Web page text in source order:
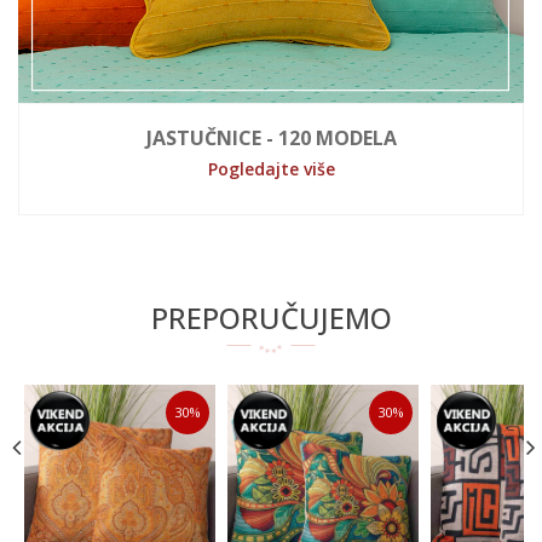
JASTUČNICE - 120 MODELA
Pogledajte više
PREPORUČUJEMO
30% 30%